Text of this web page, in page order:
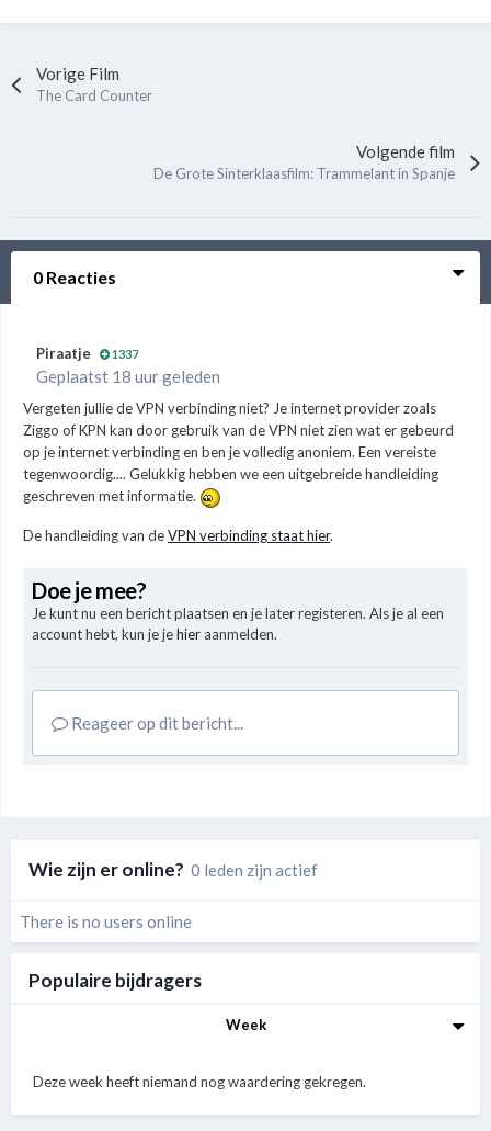
Vorige Film
The Card Counter
Volgende film
De Grote Sinterklaasfilm: Trammelant in Spanje
0 Reacties
Piraatje 1337
Geplaatst 18 uur geleden
Vergeten jullie de VPN verbinding niet? Je internet provider zoals
Ziggo of KPN kan door gebruik van de VPN niet zien wat er gebeurd
op je internet verbinding en ben je volledig anoniem. Een vereiste
tegenwoordig.... Gelukkig hebben we een uitgebreide handleiding
geschreven met informatie.
De handleiding van deVPN verbinding staat hier.
Doe je mee?
Je kunt nu een bericht plaatsen en je later registeren. Als je al een
account hebt, kun je jehier aanmelden.
Reageer op dit bericht...
Wie zijn er online? 0 leden zijn actief
There is no users online
Populaire bijdragers
Week
Deze week heeft niemand nog waardering gekregen.